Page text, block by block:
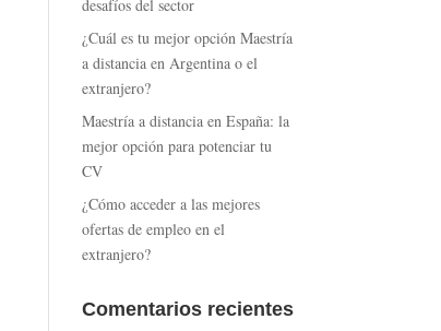
desafíos del sector
¿Cuál es tu mejor opción Maestría
a distancia en Argentina o el
extranjero?
Maestría a distancia en España: la
mejor opción para potenciar tu
CV
¿Cómo acceder a las mejores
ofertas de empleo en el
extranjero?
Comentarios recientes